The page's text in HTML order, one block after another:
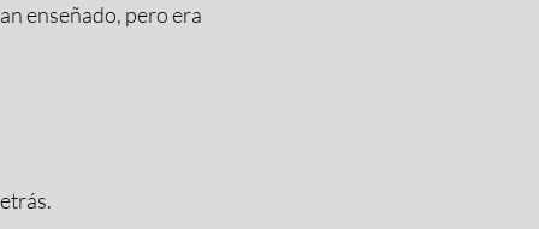
enseñado, pero era